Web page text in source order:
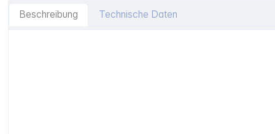
Beschreibung Technische Daten